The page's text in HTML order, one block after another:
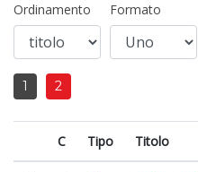
Ordinamento
Formato
1 2
C Tipo Titolo